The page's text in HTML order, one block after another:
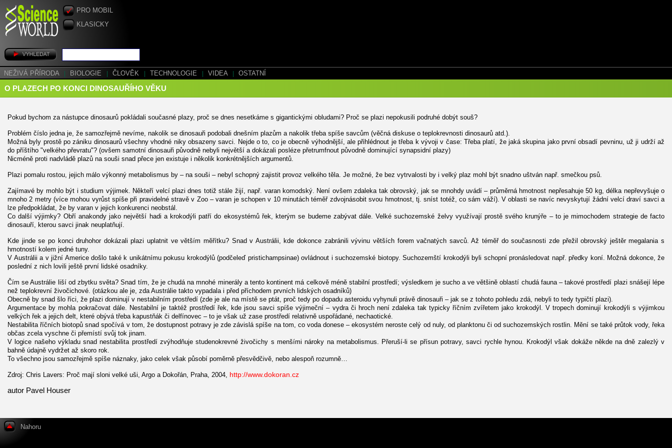
PRO MOBIL
KLASICKY
NEŽIVÁ PŘÍRODA BIOLOGIE ČLOVĚK TECHNOLOGIE VIDEA OSTATNÍ
O PLAZECH PO KONCI DINOSAUŘÍHO VĚKU
Pokud bychom za nástupce dinosaurů pokládali současné plazy, proč se dnes nesetkáme s gigantickými obludami? Proč se plazi nepokusili podruhé dobýt souš?
Problém číslo jedna je, že samozřejmě nevíme, nakolik se dinosauři podobali dnešním plazům a nakolik třeba spíše savcům (věčná diskuse o teplokrevnosti dinosaurů atd.).
Možná byly prostě po zániku dinosaurů všechny vhodné niky obsazeny savci. Nejde o to, co je obecně výhodnější, ale přihlédnout je třeba k vývoji v čase: Třeba platí, že jaká skupina jako první obsadí pevninu, už ji udrží až
do příštího "velkého převratu"? (ovšem samotní dinosauři původně nebyli největší a dokázali posléze přetrumfnout původně dominující synapsidní plazy)
Nicméně proti nadvládě plazů na souši snad přece jen existuje i několik konkrétnějších argumentů.
Plazi pomalu rostou, jejich málo výkonný metabolismus by – na souši – nebyl schopný zajistit provoz velkého těla. Je možné, že bez vytrvalosti by i velký plaz mohl být snadno uštván např. smečkou psů.
Zajímavé by mohlo být i studium výjimek. Někteří velcí plazi dnes totiž stále žijí, např. varan komodský. Není ovšem zdaleka tak obrovský, jak se mnohdy uvádí – průměrná hmotnost nepřesahuje 50 kg, délka nepřevyšuje o
mnoho 2 metry (více mohou vyrůst spíše při pravidelné stravě v Zoo – varan je schopen v 10 minutách téměř zdvojnásobit svou hmotnost, tj. sníst totéž, co sám váží). V oblasti se navíc nevyskytují žádní velcí draví savci a
lze předpokládat, že by varan v jejich konkurenci neobstál.
Co další výjimky? Obří anakondy jako největší hadi a krokodýli patří do ekosystémů řek, kterým se budeme zabývat dále. Velké suchozemské želvy využívají prostě svého krunýře – to je mimochodem strategie de facto
dinosauří, kterou savci jinak neuplatňují.
Kde jinde se po konci druhohor dokázali plazi uplatnit ve větším měřítku? Snad v Austrálii, kde dokonce zabránili vývinu větších forem vačnatých savců. Až téměř do současnosti zde přežil obrovský ještěr megalania s
hmotností kolem jedné tuny.
V Austrálii a v jižní Americe došlo také k unikátnímu pokusu krokodýlů (podčeleď pristichampsinae) ovládnout i suchozemské biotopy. Suchozemští krokodýli byli schopní pronásledovat např. předky koní. Možná dokonce, že
poslední z nich lovili ještě první lidské osadníky.
Čím se Austrálie liší od zbytku světa? Snad tím, že je chudá na mnohé minerály a tento kontinent má celkově méně stabilní prostředí; výsledkem je sucho a ve většině oblastí chudá fauna – takové prostředí plazi snášejí lépe
než teplokrevní živočichové. (otázkou ale je, zda Austrálie takto vypadala i před příchodem prvních lidských osadníků)
Obecně by snad šlo říci, že plazi dominují v nestabilním prostředí (zde je ale na místě se ptát, proč tedy po dopadu asteroidu vyhynuli právě dinosauři – jak se z tohoto pohledu zdá, nebyli to tedy typičtí plazi).
Argumentace by mohla pokračovat dále. Nestabilní je taktéž prostředí řek, kde jsou savci spíše výjimeční – vydra či hroch není zdaleka tak typicky říčním zvířetem jako krokodýl. V tropech dominují krokodýli s výjimkou
velkých řek a jejich delt, které obývá třeba kapustňák či delfínovec – to je však už zase prostředí relativně uspořádané, nechaotické.
Nestabilita říčních biotopů snad spočívá v tom, že dostupnost potravy je zde závislá spíše na tom, co voda donese – ekosystém neroste celý od nuly, od planktonu či od suchozemských rostlin. Mění se také průtok vody, řeka
občas zcela vyschne či přemístí svůj tok jinam.
V logice našeho výkladu snad nestabilita prostředí zvýhodňuje studenokrevné živočichy s menšími nároky na metabolismus. Přeruší-li se přísun potravy, savci rychle hynou. Krokodýl však dokáže někde na dně zalezlý v
bahně údajně vydržet až skoro rok.
To všechno jsou samozřejmě spíše náznaky, jako celek však působí poměrně přesvědčivě, nebo alespoň rozumně…
Zdroj: Chris Lavers: Proč mají sloni velké uši, Argo a Dokořán, Praha, 2004, http://www.dokoran.cz
autor Pavel Houser
Nahoru